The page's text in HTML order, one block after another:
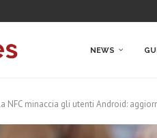
NEWS
NFC minaccia gli utenti Android: